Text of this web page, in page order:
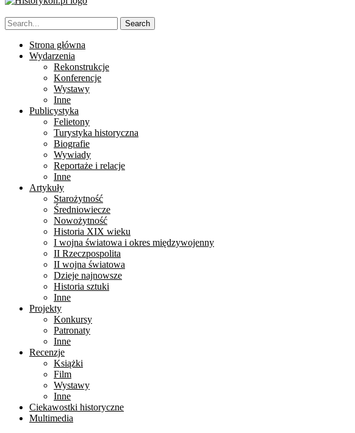
Strona główna
Wydarzenia
Rekonstrukcje
Konferencje
Wystawy
Inne
Publicystyka
Felietony
Turystyka historyczna
Biografie
Wywiady
Reportaże i relacje
Inne
Artykuły
Starożytność
Średniowiecze
Nowożytność
Historia XIX wieku
I wojna światowa i okres międzywojenny
II Rzeczpospolita
II wojna światowa
Dzieje najnowsze
Historia sztuki
Inne
Projekty
Konkursy
Patronaty
Inne
Recenzje
Książki
Film
Wystawy
Inne
Ciekawostki historyczne
Multimedia